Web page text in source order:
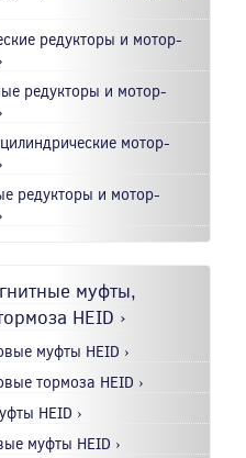
редукторы и мотор-
редукторы и мотор-
мотор-
редукторы и мотор-
муфты,
HEID ›
муфты HEID ›
тормоза HEID ›
HEID ›
муфты HEID ›